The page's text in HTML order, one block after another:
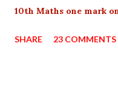
10th Maths one mark
SHARE 23 COMMENTS